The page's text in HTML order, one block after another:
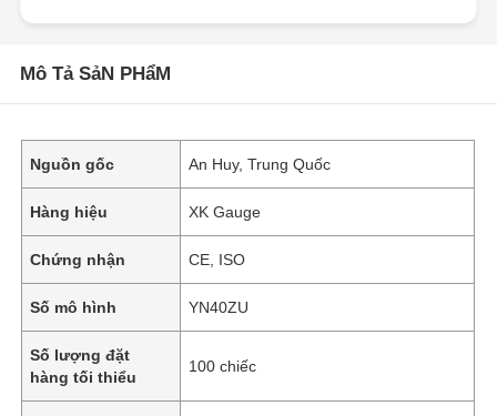
Mô Tả SảN PHẩM
Nguồn gốc An Huy, Trung Quốc
Hàng hiệu XK Gauge
Chứng nhận CE, ISO
Số mô hình YN40ZU
Số lượng đặt
hàng tối thiểu
100 chiếc